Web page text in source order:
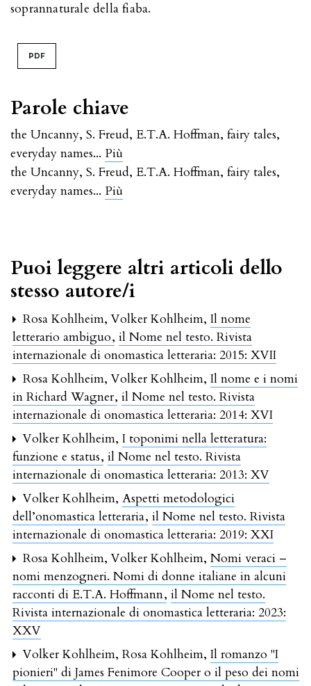
Parole chiave
the Uncanny, S. Freud, E.T.A. Hoffman, fairy tales,
everyday names... Più
the Uncanny, S. Freud, E.T.A. Hoffman, fairy tales,
everyday names... Più
soprannaturale della fiaba.
PDF
Puoi leggere altri articoli dello
stesso autore/i
Rosa Kohlheim, Volker Kohlheim, Il nome
letterario ambiguo, il Nome nel testo. Rivista
internazionale di onomastica letteraria: 2015: XVII
Rosa Kohlheim, Volker Kohlheim, Il nome e i nomi
in Richard Wagner, il Nome nel testo. Rivista
internazionale di onomastica letteraria: 2014: XVI
Volker Kohlheim, I toponimi nella letteratura:
funzione e status, il Nome nel testo. Rivista
internazionale di onomastica letteraria: 2013: XV
Volker Kohlheim, Aspetti metodologici
dell’onomastica letteraria, il Nome nel testo. Rivista
internazionale di onomastica letteraria: 2019: XXI
Rosa Kohlheim, Volker Kohlheim, Nomi veraci –
nomi menzogneri. Nomi di donne italiane in alcuni
racconti di E.T.A. Hoffmann, il Nome nel testo.
Rivista internazionale di onomastica letteraria: 2023:
XXV
Volker Kohlheim, Rosa Kohlheim, Il romanzo "I
pionieri" di James Fenimore Cooper o il peso dei nomi